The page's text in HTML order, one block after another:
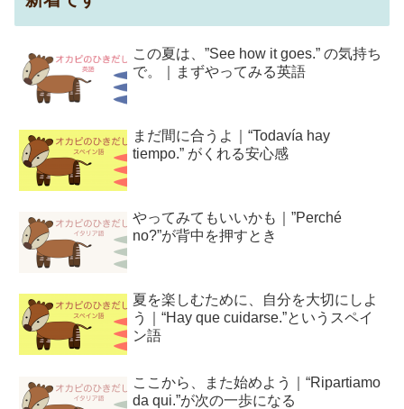
この夏は、”See how it goes.” の気持ち
で。｜まずやってみる英語
まだ間に合うよ｜“Todavía hay
tiempo.” がくれる安心感
やってみてもいいかも｜”Perché
no?”が背中を押すとき
夏を楽しむために、自分を大切にしよ
う｜“Hay que cuidarse.”というスペイ
ン語
ここから、また始めよう｜“Ripartiamo
da qui.”が次の一歩になる